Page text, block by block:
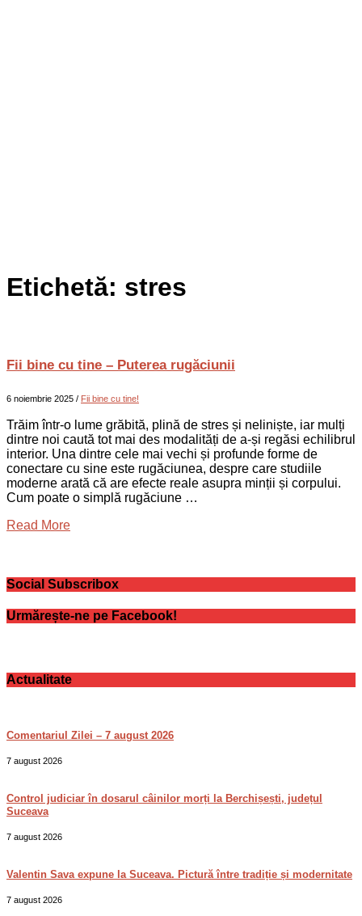
Etichetă: stres
Fii bine cu tine – Puterea rugăciunii
6 noiembrie 2025 / Fii bine cu tine!
Trăim într-o lume grăbită, plină de stres și neliniște, iar mulți
dintre noi caută tot mai des modalități de a-și regăsi echilibrul
interior. Una dintre cele mai vechi și profunde forme de
conectare cu sine este rugăciunea, despre care studiile
moderne arată că are efecte reale asupra minții și corpului.
Cum poate o simplă rugăciune …
Read More
Social Subscribox
Urmărește-ne pe Facebook!
Actualitate
Comentariul Zilei – 7 august 2026
7 august 2026
Control judiciar în dosarul câinilor morți la Berchișești, județul
Suceava
7 august 2026
Valentin Sava expune la Suceava. Pictură între tradiție și modernitate
7 august 2026